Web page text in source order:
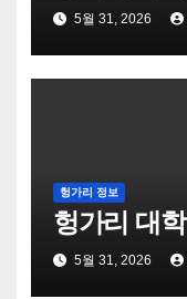
5월 31, 2026
헝가리 정보
헝가리 대
5월 31, 2026